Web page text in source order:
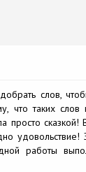
слов,
что таких
просто
работы